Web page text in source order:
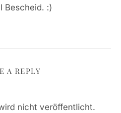
Bescheid. :)
A REPLY
nicht veröffentlicht.